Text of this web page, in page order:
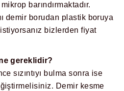
barındırmaktadır.
demir borudan plastik boruya
bizlerden fiyat
gereklidir?
sızıntıyı bulma sonra ise
Demir kesme